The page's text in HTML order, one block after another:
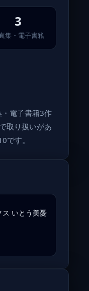
3
集・電子書籍
電子書籍3作
取り扱いがあ
です。
ス いとう美憂